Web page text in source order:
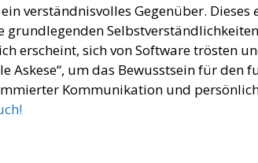
verständnisvolles Gegenüber. Dieses
erscheint, sich von Software trösten
Askese“, um das Bewusstsein für den
Kommunikation und